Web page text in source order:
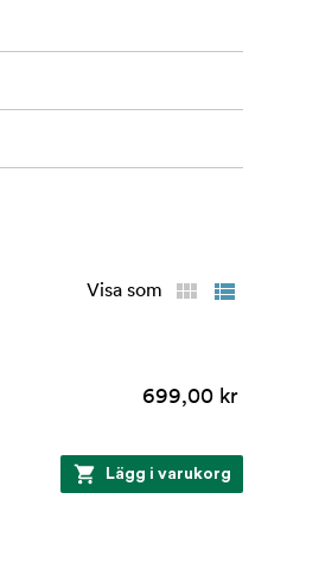
Visa som
699,00 kr
Lägg i varukorg